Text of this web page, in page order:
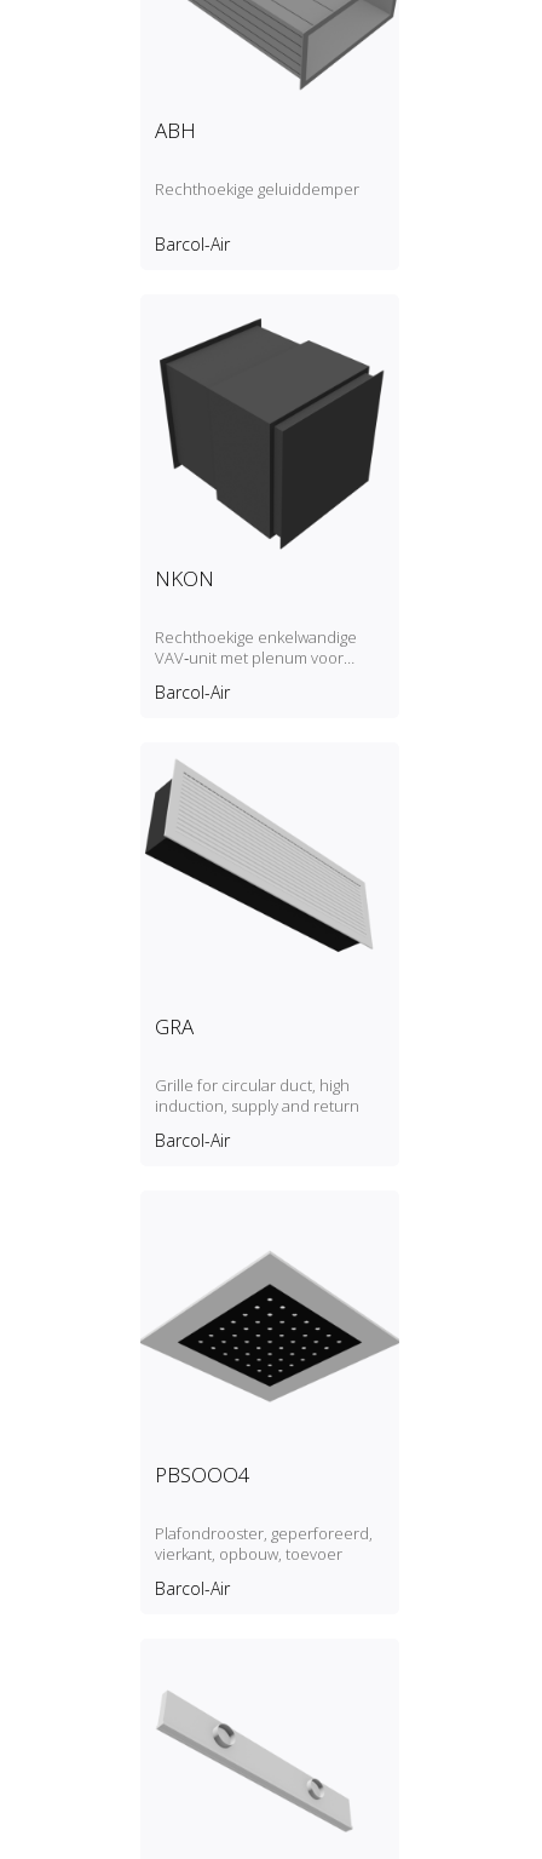
ABH
Rechthoekige geluiddemper
Barcol-Air
NKON
Rechthoekige enkelwandige
VAV‑unit met plenum voor
naverwarmingsbatterij
Barcol-Air
GRA
Grille for circular duct, high
induction, supply and return
Barcol-Air
PBSOOO4
Plafondrooster, geperforeerd,
vierkant, opbouw, toevoer
Barcol-Air